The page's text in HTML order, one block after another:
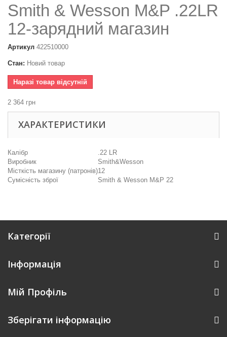
Smith & Wesson M&P .22LR
12-зарядний магазин
Артикул 422510000
Стан: Новий товар
Наразі товар відсутній
2 364 грн
ХАРАКТЕРИСТИКИ
Калібр
.22 LR
Виробник
Smith&Wesson
Місткість магазину (патронів)12
Сумісність зброї
Smith & Wesson M&P 22
Категорії
Інформація
Мій Профіль
Зберігати інформацію